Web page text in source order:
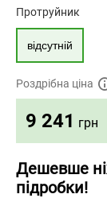
Протруйник
відсутній
Роздрібна ціна
9 241 грн
Дешевше
підробки!